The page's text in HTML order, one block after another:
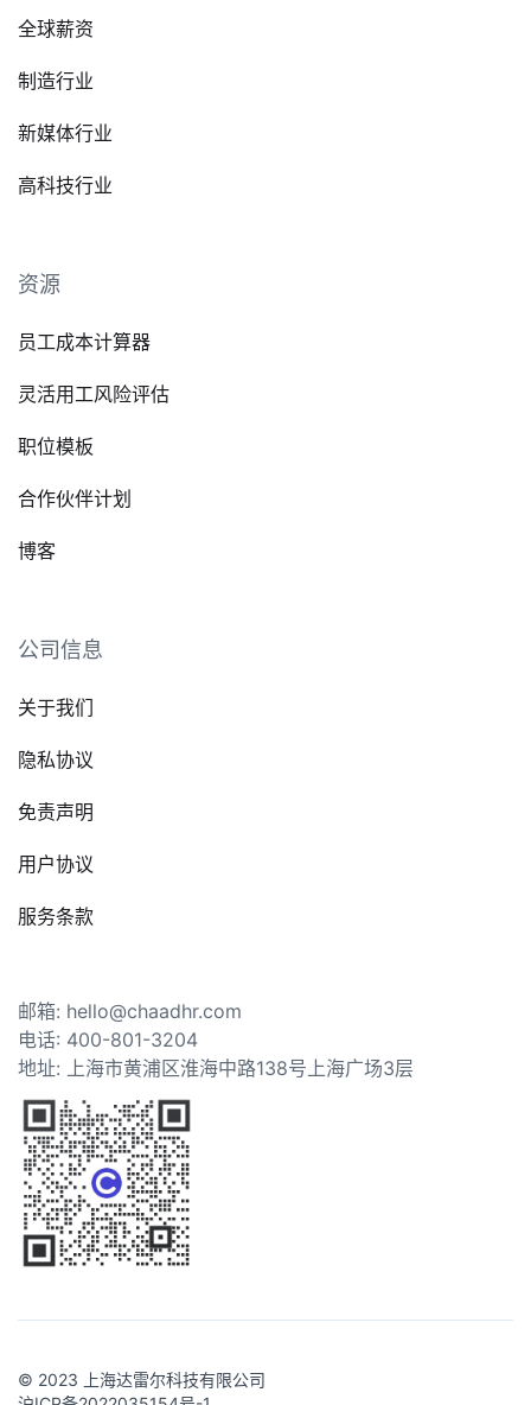
全球薪资
制造行业
新媒体行业
高科技行业
资源
员工成本计算器
灵活用工风险评估
职位模板
合作伙伴计划
博客
公司信息
关于我们
隐私协议
免责声明
用户协议
服务条款
邮箱: hello@chaadhr.com
电话: 400-801-3204
地址: 上海市黄浦区淮海中路138号上海广场3层
© 2023 上海达雷尔科技有限公司